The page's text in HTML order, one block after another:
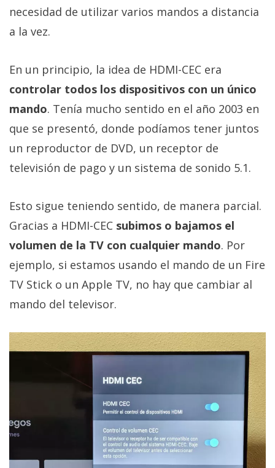
necesidad de utilizar varios mandos a distancia
a la vez.
En un principio, la idea de HDMI-CEC era
controlar todos los dispositivos con un único
mando. Tenía mucho sentido en el año 2003 en
que se presentó, donde podíamos tener juntos
un reproductor de DVD, un receptor de
televisión de pago y un sistema de sonido 5.1.
Esto sigue teniendo sentido, de manera parcial.
Gracias a HDMI-CEC subimos o bajamos el
volumen de la TV con cualquier mando. Por
ejemplo, si estamos usando el mando de un Fire
TV Stick o un Apple TV, no hay que cambiar al
mando del televisor.